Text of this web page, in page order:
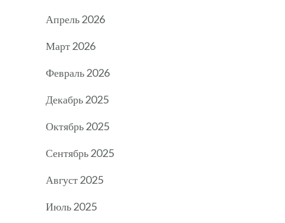
Апрель 2026
Март 2026
Февраль 2026
Декабрь 2025
Октябрь 2025
Сентябрь 2025
Август 2025
Июль 2025